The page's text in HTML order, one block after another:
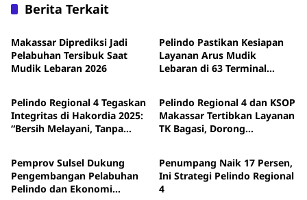
Berita Terkait
Berita
Makassar Diprediksi Jadi
Pelabuhan Tersibuk Saat
Mudik Lebaran 2026
Pelindo Pastikan Kesiapan
Layanan Arus Mudik
Lebaran di 63 Terminal
Berita
Pelindo Regional 4 Tegaskan
Integritas di Hakordia 2025:
“Bersih Melayani, Tanpa
Berita
Pelindo Regional 4 dan KSOP
Makassar Tertibkan Layanan
TK Bagasi, Dorong
Pemprov Sulsel
Pemprov Sulsel Dukung
Pengembangan Pelabuhan
Pelindo dan Ekonomi
Berita
Penumpang Naik 17 Persen,
Ini Strategi Pelindo Regional
4
Berita